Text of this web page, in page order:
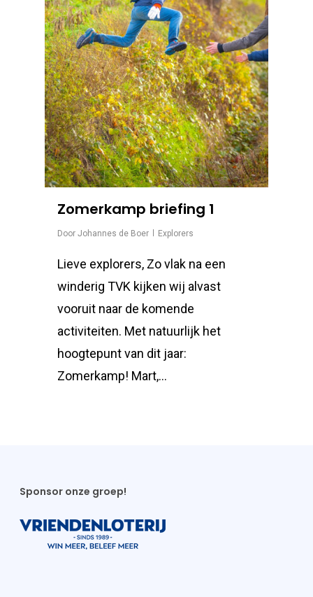
Zomerkamp briefing 1
Door Johannes de Boer Explorers
Lieve explorers, Zo vlak na een
winderig TVK kijken wij alvast
vooruit naar de komende
activiteiten. Met natuurlijk het
hoogtepunt van dit jaar:
Zomerkamp! Mart,…
Sponsor onze groep!